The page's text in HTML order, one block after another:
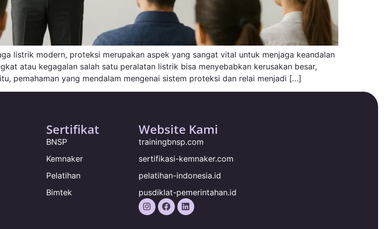
listrik modern, proteksi merupakan aspek yang sangat vital untuk menjaga keandalan
atau kegagalan salah satu peralatan listrik bisa menyebabkan kerusakan besar,
pemahaman yang mendalam mengenai sistem proteksi dan relai menjadi […]
Sertifikat
BNSP
Kemnaker
Pelatihan
Bimtek
Website Kami
trainingbnsp.com
sertifikasi-kemnaker.com
pelatihan-indonesia.id
pusdiklat-pemerintahan.id